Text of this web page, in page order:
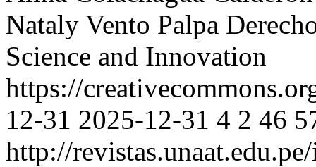
Nataly Vento Palpa
Science and Innovation
https://
12-31 2025-12-31 4 2 46
http://